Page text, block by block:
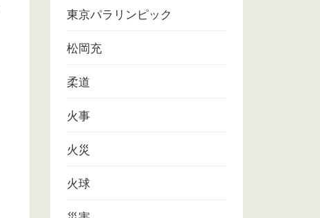
東京パラリンピック
松岡充
柔道
火事
火災
火球